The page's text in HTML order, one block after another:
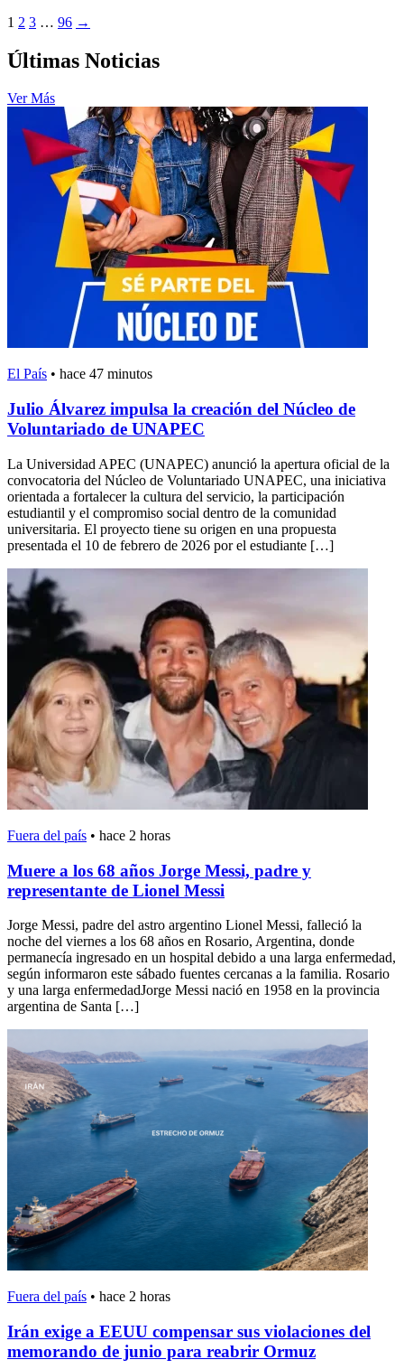
1 2 3 … 96 →
Últimas Noticias
Ver Más
El País • hace 47 minutos
Julio Álvarez impulsa la creación del Núcleo de
Voluntariado de UNAPEC
La Universidad APEC (UNAPEC) anunció la apertura oficial de la
convocatoria del Núcleo de Voluntariado UNAPEC, una iniciativa
orientada a fortalecer la cultura del servicio, la participación
estudiantil y el compromiso social dentro de la comunidad
universitaria. El proyecto tiene su origen en una propuesta
presentada el 10 de febrero de 2026 por el estudiante […]
Fuera del país • hace 2 horas
Muere a los 68 años Jorge Messi, padre y
representante de Lionel Messi
Jorge Messi, padre del astro argentino Lionel Messi, falleció la
noche del viernes a los 68 años en Rosario, Argentina, donde
permanecía ingresado en un hospital debido a una larga enfermedad,
según informaron este sábado fuentes cercanas a la familia. Rosario
y una larga enfermedadJorge Messi nació en 1958 en la provincia
argentina de Santa […]
Fuera del país • hace 2 horas
Irán exige a EEUU compensar sus violaciones del
memorando de junio para reabrir Ormuz